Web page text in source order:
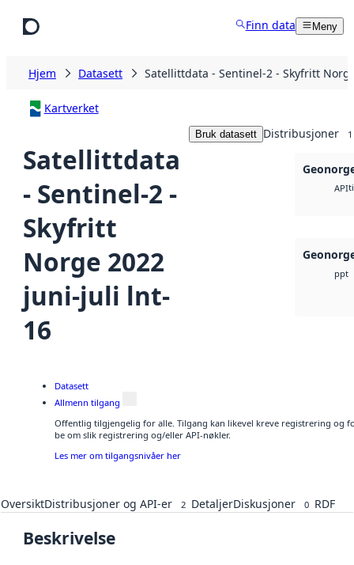
Finn data Meny
Hjem Datasett Satellittdata - Sentinel-2 - Skyfritt
Kartverket
Satellittdata
- Sentinel-2 -
Skyfritt
Norge 2022
juni-juli lnt-
16
Bruk datasett Distribusjoner 1
API
ppt
Datasett
Allmenn tilgang
Offentlig tilgjengelig for alle. Tilgang kan likevel kreve registrering og
be om slik registrering og/eller API-nøkler.
Les mer om tilgangsnivåer her
OversiktDistribusjoner og API-er 2 DetaljerDiskusjoner 0 RDF
Beskrivelse